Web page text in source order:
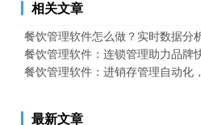
相关文章
餐饮管理软件怎么做？实时数据分
餐饮管理软件：连锁管理助力品牌
餐饮管理软件：进销存管理自动化
最新文章